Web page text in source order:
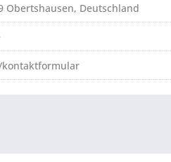
Obertshausen, Deutschland